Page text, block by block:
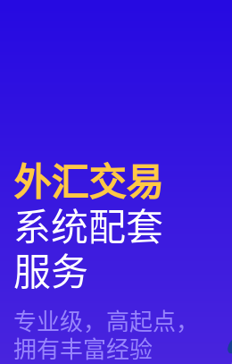
外汇交易
系统配套
服务
专业级，高起点，
拥有丰富经验